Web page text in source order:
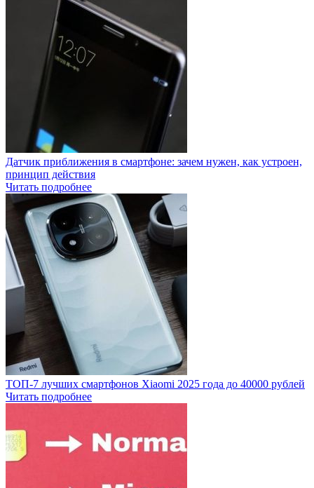
Датчик приближения в смартфоне: зачем нужен, как устроен,
принцип действия
Читать подробнее
ТОП-7 лучших смартфонов Xiaomi 2025 года до 40000 рублей
Читать подробнее